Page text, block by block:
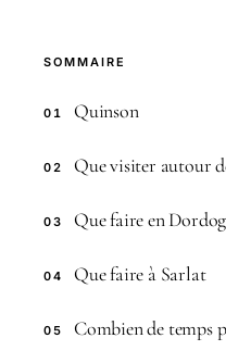
SOMMAIRE
01 Quinson
02 Que visiter autour
03 Que faire en
04 Que faire à Sarlat
05 Combien de temps